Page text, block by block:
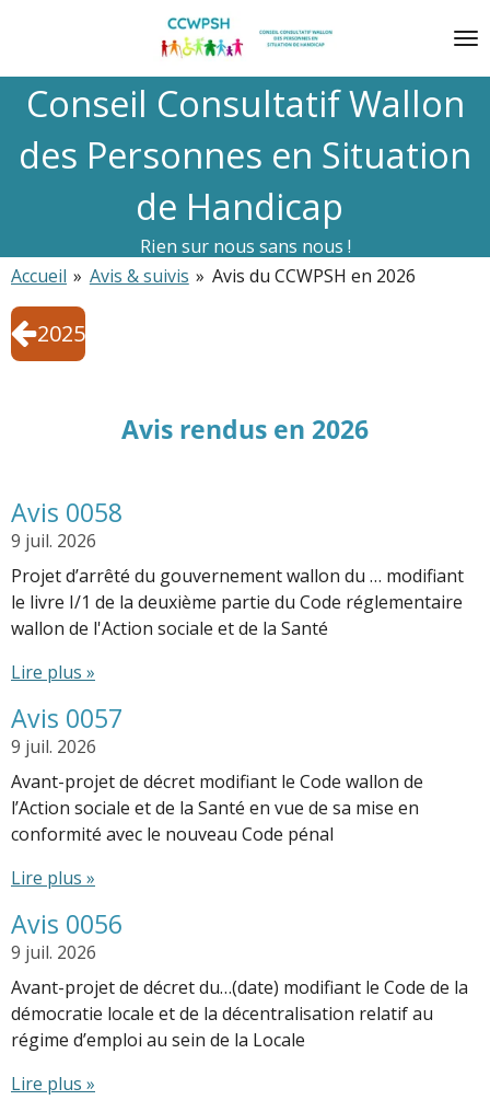
contenu
principal
Conseil Consultatif Wallon
des Personnes en Situation
de Handicap
Rien sur nous sans nous !
Accueil » Avis & suivis » Avis du CCWPSH en 2026
2025
Avis rendus en 2026
Avis 0058
9 juil. 2026
Projet d’arrêté du gouvernement wallon du … modifiant
le livre I/1 de la deuxième partie du Code réglementaire
wallon de l'Action sociale et de la Santé
Lire plus »
Avis 0057
9 juil. 2026
Avant-projet de décret modifiant le Code wallon de
l’Action sociale et de la Santé en vue de sa mise en
conformité avec le nouveau Code pénal
Lire plus »
Avis 0056
9 juil. 2026
Avant-projet de décret du…(date) modifiant le Code de la
démocratie locale et de la décentralisation relatif au
régime d’emploi au sein de la Locale
Lire plus »